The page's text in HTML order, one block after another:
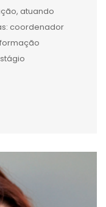
atuando
coordenador